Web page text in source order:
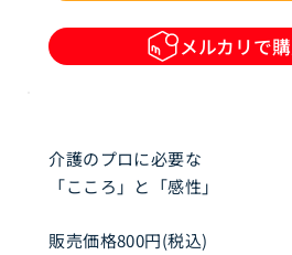
メルカリで
介護のプロに必要な
「こころ」と「感性」
販売価格800円(税込)